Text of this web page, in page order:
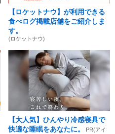
【ロケットナウ】が利用できる
食べログ掲載店舗をご紹介しま
す。
(ロケットナウ)
【大人気】ひんやり冷感寝具で
快適な睡眠をあなたに。
PR(アイ